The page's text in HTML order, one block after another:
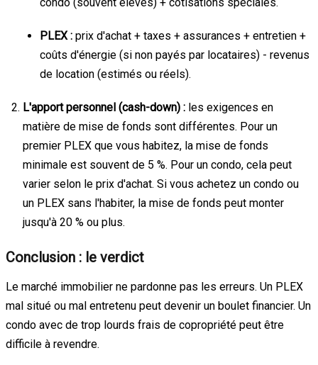
PLEX : prix d'achat + taxes + assurances + entretien +
coûts d'énergie (si non payés par locataires) - revenus
de location (estimés ou réels).
L'apport personnel (cash-down) : les exigences en
matière de mise de fonds sont différentes. Pour un
premier PLEX que vous habitez, la mise de fonds
minimale est souvent de 5 %. Pour un condo, cela peut
varier selon le prix d'achat. Si vous achetez un condo ou
un PLEX sans l'habiter, la mise de fonds peut monter
jusqu'à 20 % ou plus.
Conclusion : le verdict
Le marché immobilier ne pardonne pas les erreurs. Un PLEX
mal situé ou mal entretenu peut devenir un boulet financier. Un
condo avec de trop lourds frais de copropriété peut être
difficile à revendre.